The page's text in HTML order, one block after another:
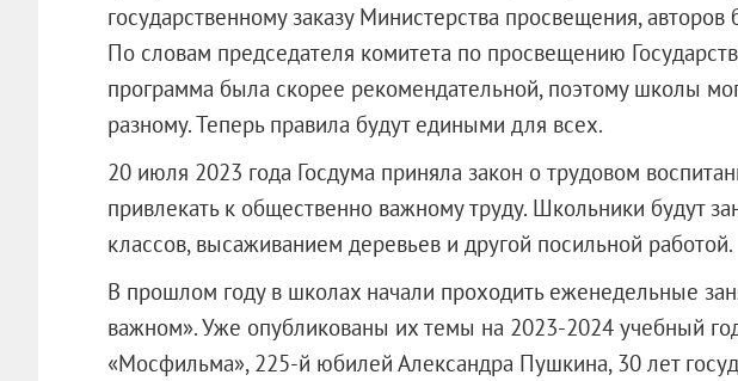
государственному заказу Министерства просвещения, авторов
По словам председателя комитета по просвещению
программа была скорее рекомендательной, поэтому школы
разному. Теперь правила будут едиными для всех.
20 июля 2023 года Госдума приняла закон о трудовом
привлекать к общественно важному труду. Школьники будут
классов, высаживанием деревьев и другой посильной работой.
В прошлом году в школах начали проходить еженедельные
важном». Уже опубликованы их темы на 2023-2024 учебный
«Мосфильма», 225-й юбилей Александра Пушкина, 30 лет